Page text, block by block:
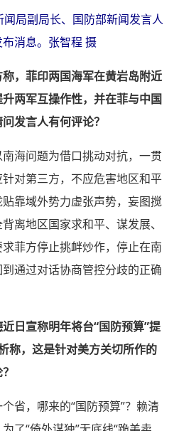
局副局长、国防部新闻发言人
消息。张智程 摄
，菲印两国海军在黄岩岛附近
两军互操作性，并在菲与中国
发言人有何评论？
海问题为借口挑动对抗，一贯
对第三方，不应危害地区和平
靠域外势力虚张声势，妄图搅
离地区国家求和平、谋发展、
菲方停止挑衅炒作，停止在南
通过对话协商管控分歧的正确
日宣称明年将台“国防预算”提
称，这是针对美方关切所作的
省，哪来的“国防预算”？赖清